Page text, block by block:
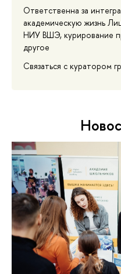
Ответственна за
академическую жизнь
НИУ ВШЭ, курирование
другое
Связаться с куратором